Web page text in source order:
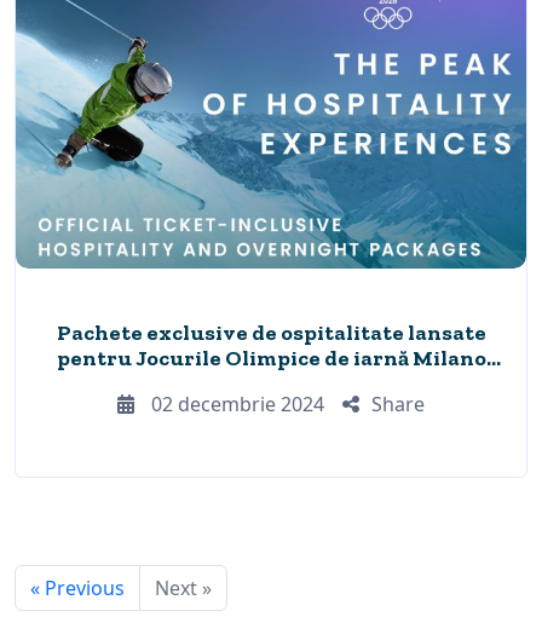
Pachete exclusive de ospitalitate lansate
pentru Jocurile Olimpice de iarnă Milano
02 decembrie 2024 Share
« Previous Next »